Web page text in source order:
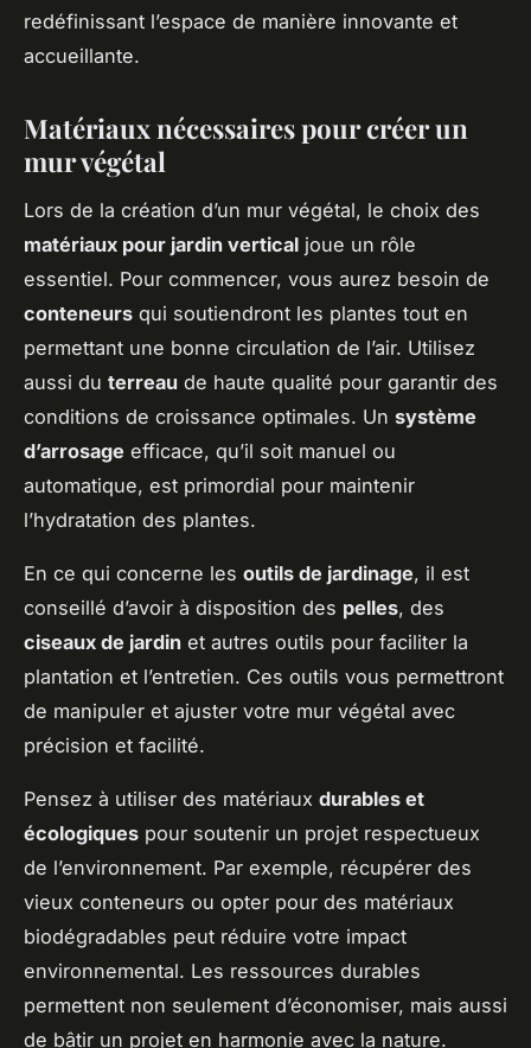
redéfinissant l’espace de manière innovante et
accueillante.
Matériaux nécessaires pour créer un
mur végétal
Lors de la création d’un mur végétal, le choix des
matériaux pour jardin vertical joue un rôle
essentiel. Pour commencer, vous aurez besoin de
conteneurs qui soutiendront les plantes tout en
permettant une bonne circulation de l’air. Utilisez
aussi du terreau de haute qualité pour garantir des
conditions de croissance optimales. Un système
d’arrosage efficace, qu’il soit manuel ou
automatique, est primordial pour maintenir
l’hydratation des plantes.
En ce qui concerne les outils de jardinage, il est
conseillé d’avoir à disposition des pelles, des
ciseaux de jardin et autres outils pour faciliter la
plantation et l’entretien. Ces outils vous permettront
de manipuler et ajuster votre mur végétal avec
précision et facilité.
Pensez à utiliser des matériaux durables et
écologiques pour soutenir un projet respectueux
de l’environnement. Par exemple, récupérer des
vieux conteneurs ou opter pour des matériaux
biodégradables peut réduire votre impact
environnemental. Les ressources durables
permettent non seulement d’économiser, mais aussi
de bâtir un projet en harmonie avec la nature.